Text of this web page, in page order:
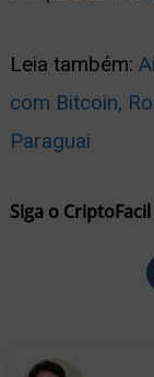
Leia também:
com Bitcoin,
Paraguai
Siga o